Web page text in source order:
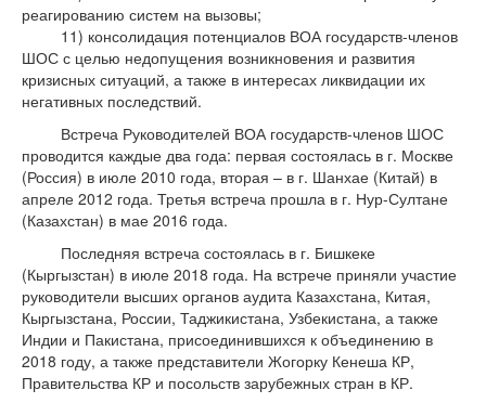
реагированию систем на вызовы;
11) консолидация потенциалов ВОА государств-членов
ШОС с целью недопущения возникновения и развития
кризисных ситуаций, а также в интересах ликвидации их
негативных последствий.
Встреча Руководителей ВОА государств-членов ШОС
проводится каждые два года: первая состоялась в г. Москве
(Россия) в июле 2010 года, вторая – в г. Шанхае (Китай) в
апреле 2012 года. Третья встреча прошла в г. Нур-Султане
(Казахстан) в мае 2016 года.
Последняя встреча состоялась в г. Бишкеке
(Кыргызстан) в июле 2018 года. На встрече приняли участие
руководители высших органов аудита Казахстана, Китая,
Кыргызстана, России, Таджикистана, Узбекистана, а также
Индии и Пакистана, присоединившихся к объединению в
2018 году, а также представители Жогорку Кенеша КР,
Правительства КР и посольств зарубежных стран в КР.